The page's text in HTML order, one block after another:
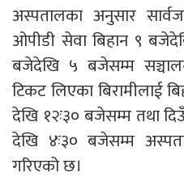
अस्पतालका अनुसार
ओपीडी सेवा बिहान ९
बजेदेखि ५ बजेसम्म
टिकट लिएका बिरामीलाई
देखि १२ः३० बजेसम्म तथा
देखि ४ः३० बजेसम्म
गरिएको छ।